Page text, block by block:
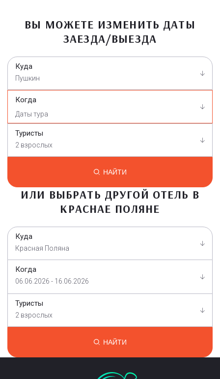
ВЫ МОЖЕТЕ ИЗМЕНИТЬ ДАТЫ
ЗАЕЗДА/ВЫЕЗДА
Куда
Пушкин
Когда
Туристы
2 взрослых
НАЙТИ
ИЛИ ВЫБРАТЬ ДРУГОЙ ОТЕЛЬ В
КРАСНАЕ ПОЛЯНЕ
Куда
Красная Поляна
Когда
06.06.2026 - 16.06.2026
Туристы
2 взрослых
НАЙТИ